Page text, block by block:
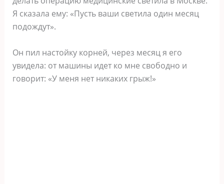
Я сказала ему: «Пусть ваши светила один месяц
подождут».
Он пил настойку корней, через месяц я его
увидела: от машины идет ко мне свободно и
говорит: «У меня нет никаких грыж!»